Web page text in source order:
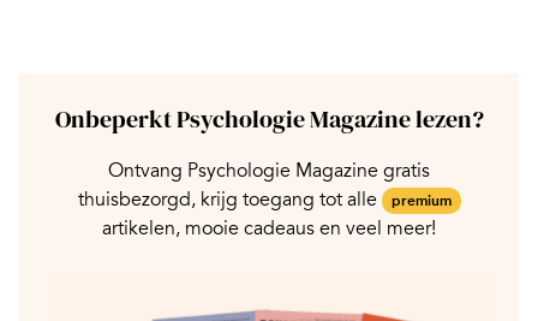
Onbeperkt Psychologie Magazine lezen?
Ontvang Psychologie Magazine gratis
thuisbezorgd, krijg toegang tot alle
premium
artikelen, mooie cadeaus en veel meer!